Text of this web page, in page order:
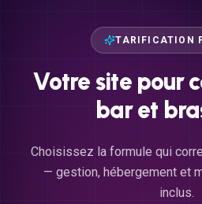
TARIFICATION
Votre site pour
baret
Choisissez la formule qui
— gestion, hébergement et
inclus.